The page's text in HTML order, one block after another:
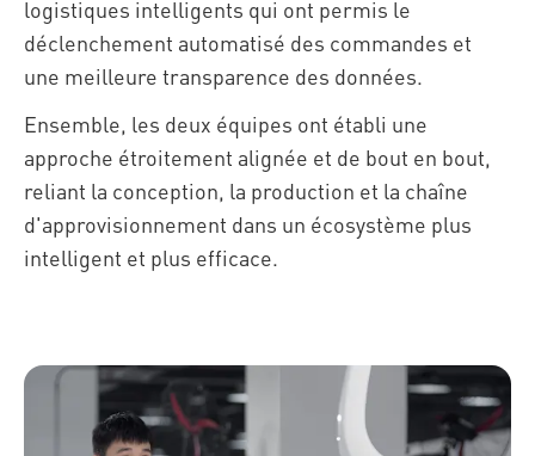
logistiques intelligents qui ont permis le
déclenchement automatisé des commandes et
une meilleure transparence des données.
Ensemble, les deux équipes ont établi une
approche étroitement alignée et de bout en bout,
reliant la conception, la production et la chaîne
d'approvisionnement dans un écosystème plus
intelligent et plus efficace.